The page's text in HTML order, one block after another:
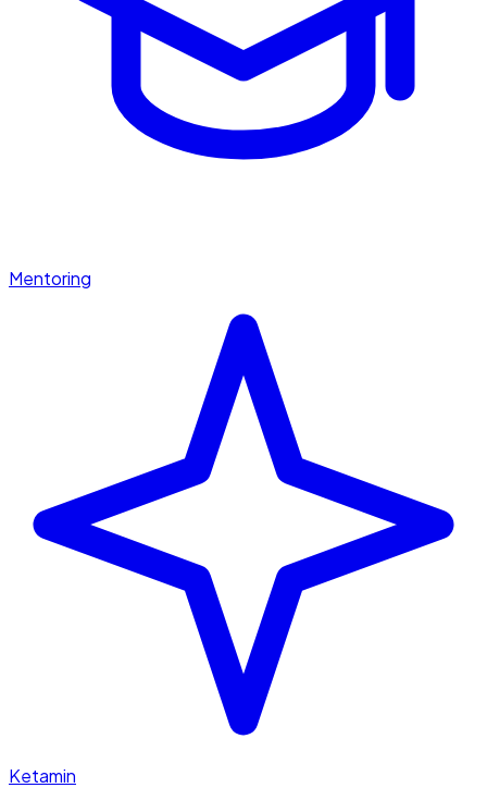
Mentoring
Ketamin